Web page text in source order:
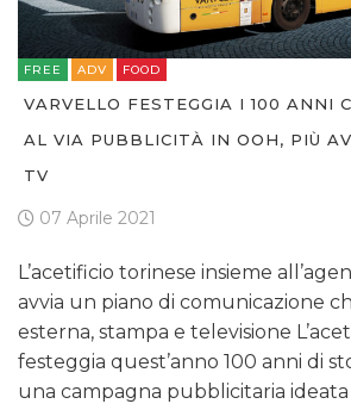
FREE ADV FOOD
VARVELLO FESTEGGIA I 100 ANNI
AL VIA PUBBLICITÀ IN OOH, PIÙ
TV
07 Aprile 2021
L’acetificio torinese insieme
avvia un piano di comunicazione
esterna, stampa e televisione
festeggia quest’anno 100 anni di
una campagna pubblicitaria ideata